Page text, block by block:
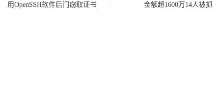
用OpenSSH软件后门窃取证书
金额超1600万14人被抓